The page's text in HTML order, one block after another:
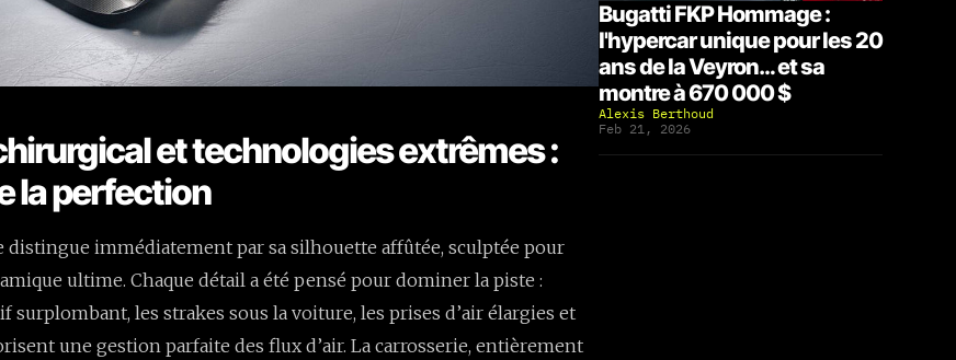
et technologies extrêmes :
la perfection
distingue immédiatement par sa silhouette affûtée, sculptée pour
ultime. Chaque détail a été pensé pour dominer la piste :
surplombant, les strakes sous la voiture, les prises d’air élargies et
une gestion parfaite des flux d’air. La carrosserie, entièrement
Bugatti FKP Hommage :
l'hypercar unique pour les 20
ans de la Veyron… et sa
montre à 670 000 $
Alexis Berthoud
Feb 21, 2026